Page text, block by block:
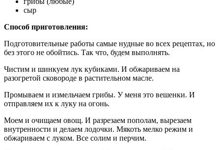
сыр
Способ приготовления:
Подготовительные работы самые нудные во всех рецептах, но
без этого не обойтись. Так что, будем выполнять.
Чистим и шинкуем лук кубиками. И обжариваем на
разогретой сковороде в растительном масле.
Промываем и измельчаем грибы. У меня это вешенки. И
отправляем их к луку на огонь.
Моем и очищаем овощ. И разрезаем пополам, вырезаем
внутренности и делаем лодочки. Мякоть мелко режим и
обжариваем с луком. Все солим и перчим.